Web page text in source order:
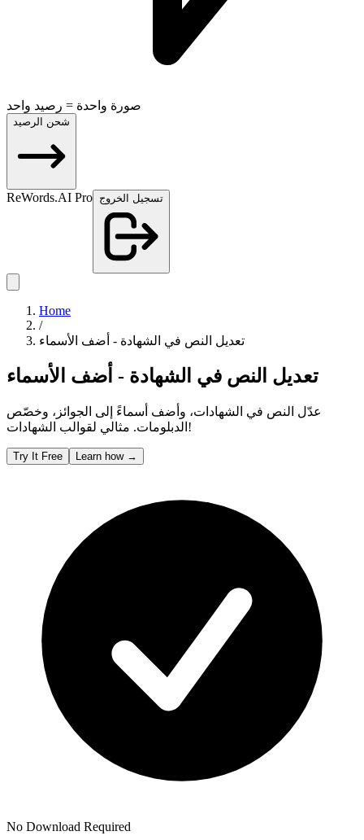
صورة واحدة = رصيد واحد
شحن الرصيد
ReWords.AI Pro تسجيل الخروج
Home
/
تعديل النص في الشهادة - أضف الأسماء
تعديل النص في الشهادة - أضف الأسماء
عدّل النص في الشهادات، وأضف أسماءً إلى الجوائز، وخصّص
الدبلومات. مثالي لقوالب الشهادات!
Try It Free Learn how →
No Download Required